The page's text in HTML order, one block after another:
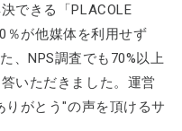
できる「PLACOLE
％が他媒体を利用せず
、NPS調査でも70%以上
いただきました。運営
がとう"の声を頂けるサ